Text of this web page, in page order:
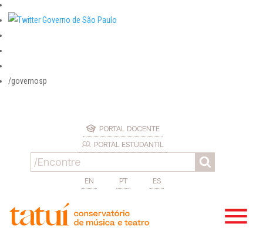
/governosp
PORTAL DOCENTE
PORTAL ESTUDANTIL
EN PT ES